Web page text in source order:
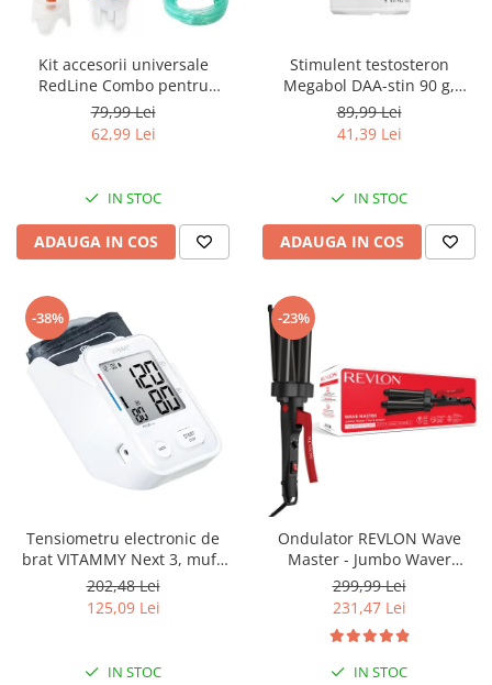
Kit accesorii universale
RedLine Combo pentru
aparatele de aerosoli cu
compresor, 2 pahare de
nebulizare, furtun 6m si 2m
79,99 Lei
62,99 Lei
IN STOC
ADAUGA IN COS
Stimulent testosteron
Megabol DAA-stin 90 g,
anabolizant pentru cresterea
masei musculare
89,99 Lei
41,39 Lei
IN STOC
ADAUGA IN COS
-38%
Tensiometru electronic de
brat VITAMMY Next 3, mufa
USB, detectie miscarea
corpului, memorare 2
utilizatori, manseta 22-40 cm,
202,48 Lei
125,09 Lei
IN STOC
-23%
Ondulator REVLON Wave
Master - Jumbo Waver
RVIR3056UKE, 3 cilindri extra
mari, 30 setari temperatura,
invelis ceramic cu turmalina
299,99 Lei
231,47 Lei
IN STOC